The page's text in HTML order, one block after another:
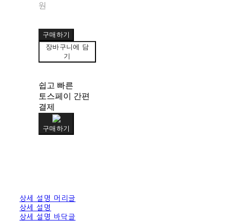
원
구매하기
장바구니에 담
기
쉽고 빠른
토스페이 간편
결제
구매하기
상세 설명 머리글
상세 설명
상세 설명 바닥글